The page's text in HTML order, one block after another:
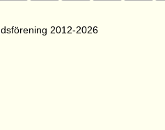
2012-2026